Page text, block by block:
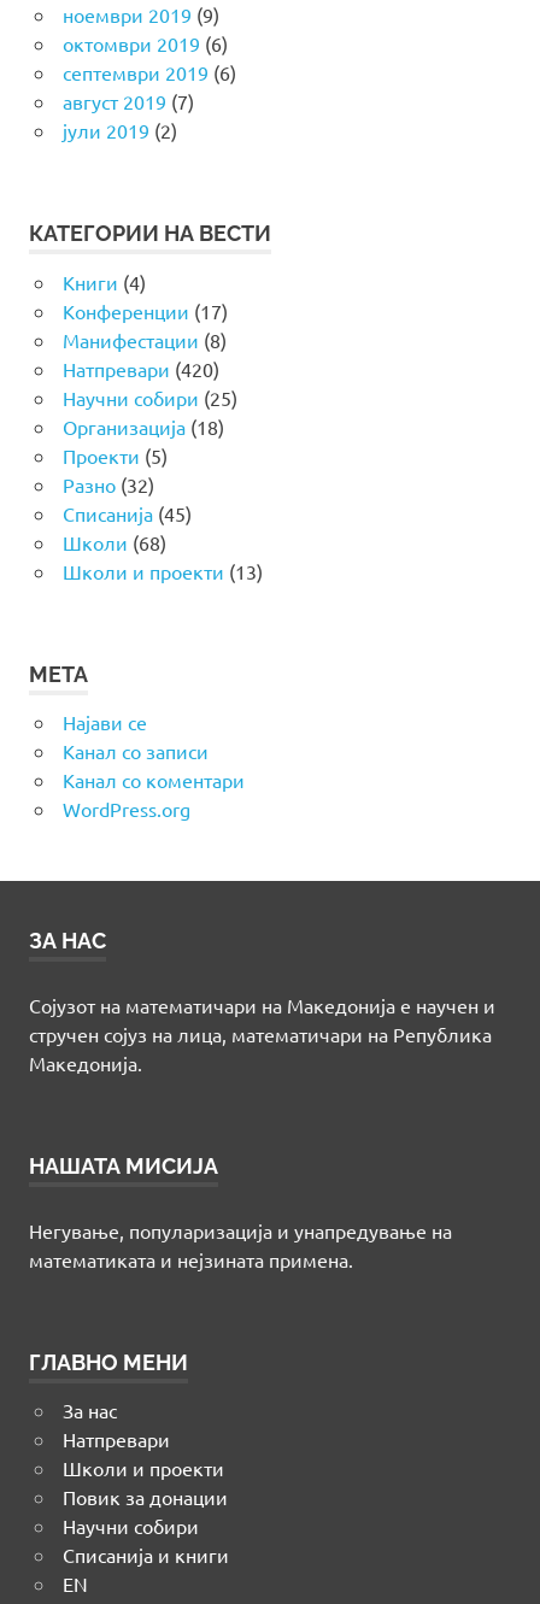
ноември 2019 (9)
октомври 2019 (6)
септември 2019 (6)
август 2019 (7)
јули 2019 (2)
КАТЕГОРИИ НА ВЕСТИ
Книги (4)
Конференции (17)
Манифестации (8)
Натпревари (420)
Научни собири (25)
Организација(18)
Проекти (5)
Разно(32)
Списанија(45)
Школи (68)
Школи и проекти (13)
МЕТА
Најави се
Канал со записи
Канал со коментари
WordPress.org
ЗА НАС
Сојузот на математичари на Македонија е научен и
стручен сојуз на лица, математичари на Република
Македонија.
НАШАТА МИСИЈА
Негување, популаризација и унапредување на
математиката и нејзината примена.
ГЛАВНО МЕНИ
За нас
Натпревари
Школи и проекти
Повик за донации
Научни собири
Списанија и книги
EN